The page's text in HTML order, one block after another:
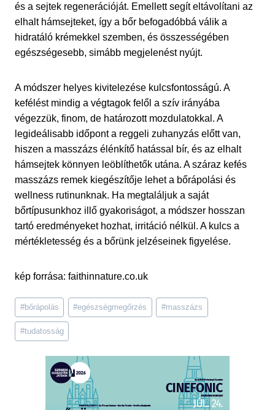
és a sejtek regenerációját. Emellett segít eltávolítani az
elhalt hámsejteket, így a bőr befogadóbbá válik a
hidratáló krémekkel szemben, és összességében
egészségesebb, simább megjelenést nyújt.
A módszer helyes kivitelezése kulcsfontosságú. A
kefélést mindig a végtagok felől a szív irányába
végezzük, finom, de határozott mozdulatokkal. A
legideálisabb időpont a reggeli zuhanyzás előtt van,
hiszen a masszázs élénkítő hatással bír, és az elhalt
hámsejtek könnyen leöblíthetők utána. A száraz kefés
masszázs remek kiegészítője lehet a bőrápolási és
wellness rutinunknak. Ha megtaláljuk a saját
bőrtípusunkhoz illő gyakoriságot, a módszer hosszan
tartó eredményeket hozhat, irritáció nélkül. A kulcs a
mértékletesség és a bőrünk jelzéseinek figyelése.
kép forrása: faithinnature.co.uk
Post
Tags:
#bőrápolás #egészségmegőrzés #masszázs
#tudatosság